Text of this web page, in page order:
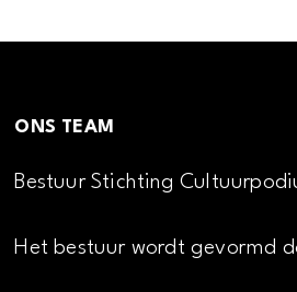
ONS TEAM
Bestuur Stichting
Het bestuur wordt gevormd